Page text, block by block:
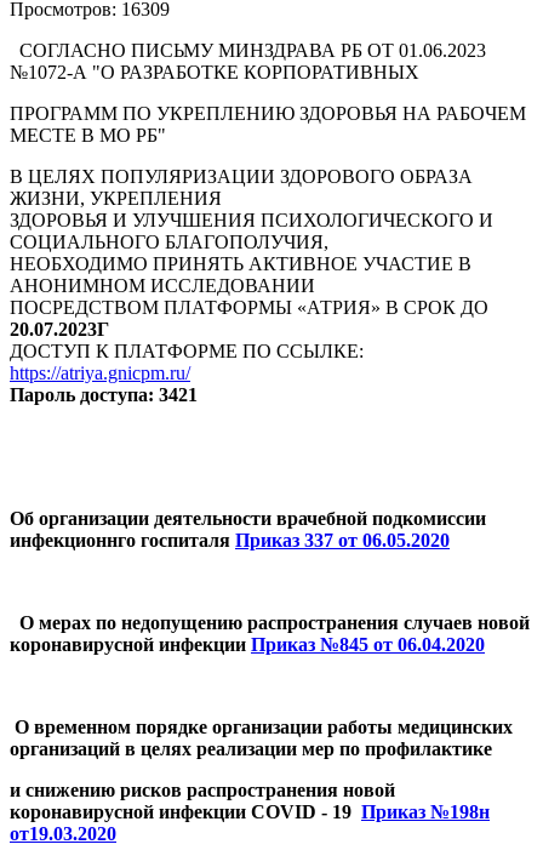
Просмотров: 16309
СОГЛАСНО ПИСЬМУ МИНЗДРАВА РБ ОТ 01.06.2023
№1072-А "О РАЗРАБОТКЕ КОРПОРАТИВНЫХ
ПРОГРАММ ПО УКРЕПЛЕНИЮ ЗДОРОВЬЯ НА РАБОЧЕМ
МЕСТЕ В МО РБ"
В ЦЕЛЯХ ПОПУЛЯРИЗАЦИИ ЗДОРОВОГО ОБРАЗА
ЖИЗНИ, УКРЕПЛЕНИЯ
ЗДОРОВЬЯ И УЛУЧШЕНИЯ ПСИХОЛОГИЧЕСКОГО И
СОЦИАЛЬНОГО БЛАГОПОЛУЧИЯ,
НЕОБХОДИМО ПРИНЯТЬ АКТИВНОЕ УЧАСТИЕ В
АНОНИМНОМ ИССЛЕДОВАНИИ
ПОСРЕДСТВОМ ПЛАТФОРМЫ «АТРИЯ» В СРОК ДО
20.07.2023Г
ДОСТУП К ПЛАТФОРМЕ ПО ССЫЛКЕ:
https://atriya.gnicpm.ru/
Пароль доступа: 3421
Об организации деятельности врачебной подкомиссии
инфекционнго госпиталя Приказ 337 от 06.05.2020
О мерах по недопущению распространения случаев новой
коронавирусной инфекции Приказ №845 от 06.04.2020
О временном порядке организации работы медицинских
организаций в целях реализации мер по профилактике
и снижению рисков распространения новой
коронавирусной инфекции COVID - 19 Приказ №198н
от19.03.2020